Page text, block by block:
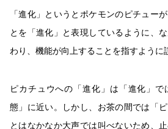
「進化」というとポケモンのピチュー
とを「進化」と表現しているように、
わり、機能が向上することを指すように
ピカチュウへの「進化」は「進化」
態」に近い。しかし、お茶の間では「
とはなかなか大声では叫べないため、